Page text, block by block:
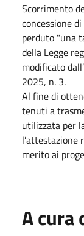
Scorrimento
concessione
perduto "una
della Legge
modificato
2025, n. 3.
Al fine di
tenuti a
utilizzata per
l’attestazione
merito ai
A cura